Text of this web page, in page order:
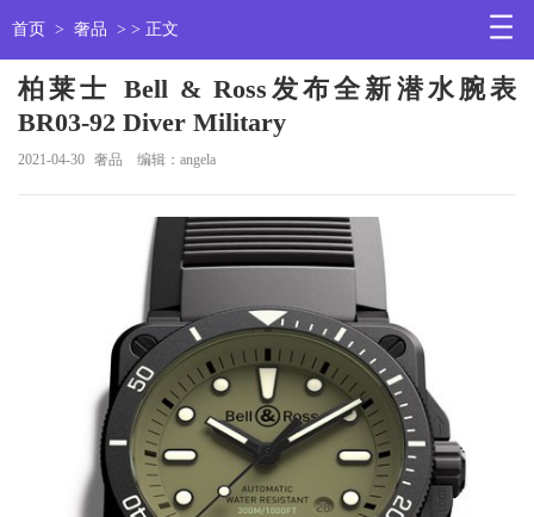
首页 > 奢品 > > 正文
柏莱士 Bell & Ross发布全新潜水腕表
BR03-92 Diver Military
2021-04-30 奢品 编辑：angela